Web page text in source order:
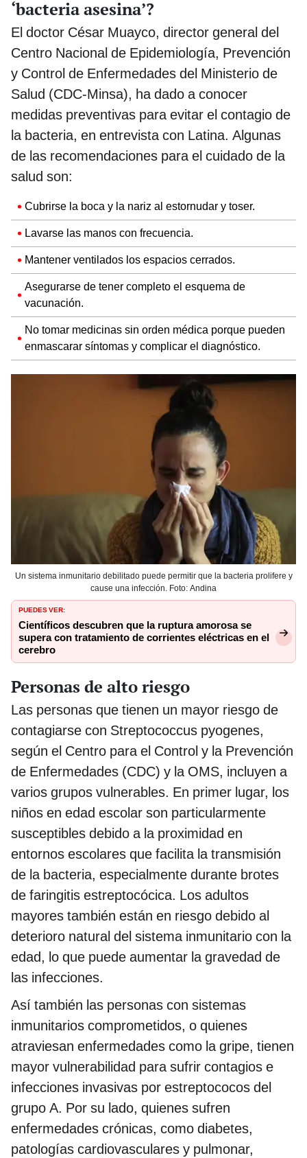
‘bacteria asesina’?
El doctor César Muayco, director general del
Centro Nacional de Epidemiología, Prevención
y Control de Enfermedades del Ministerio de
Salud (CDC-Minsa), ha dado a conocer
medidas preventivas para evitar el contagio de
la bacteria, en entrevista con Latina. Algunas
de las recomendaciones para el cuidado de la
salud son:
Cubrirse la boca y la nariz al estornudar y toser.
Lavarse las manos con frecuencia.
Mantener ventilados los espacios cerrados.
Asegurarse de tener completo el esquema de
vacunación.
No tomar medicinas sin orden médica porque pueden
enmascarar síntomas y complicar el diagnóstico.
Un sistema inmunitario debilitado puede permitir que la bacteria prolifere y
cause una infección. Foto: Andina
PUEDES VER:
Científicos descubren que la ruptura amorosa se
supera con tratamiento de corrientes eléctricas en el
cerebro
Personas de alto riesgo
Las personas que tienen un mayor riesgo de
contagiarse con Streptococcus pyogenes,
según el Centro para el Control y la Prevención
de Enfermedades (CDC) y la OMS, incluyen a
varios grupos vulnerables. En primer lugar, los
niños en edad escolar son particularmente
susceptibles debido a la proximidad en
entornos escolares que facilita la transmisión
de la bacteria, especialmente durante brotes
de faringitis estreptocócica. Los adultos
mayores también están en riesgo debido al
deterioro natural del sistema inmunitario con la
edad, lo que puede aumentar la gravedad de
las infecciones.
Así también las personas con sistemas
inmunitarios comprometidos, o quienes
atraviesan enfermedades como la gripe, tienen
mayor vulnerabilidad para sufrir contagios e
infecciones invasivas por estreptococos del
grupo A. Por su lado, quienes sufren
enfermedades crónicas, como diabetes,
patologías cardiovasculares y pulmonar,